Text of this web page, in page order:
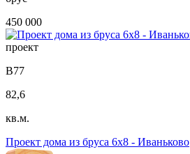
450 000
проект
B77
82,6
кв.м.
Проект дома из бруса 6х8 - Иваньково